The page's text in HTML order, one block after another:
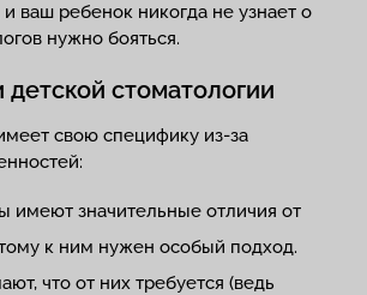
ваш ребенок никогда не узнает о
нужно бояться.
стоматологии
свою специфику из-за
имеют значительные отличия от
к ним нужен особый подход.
что от них требуется (ведь